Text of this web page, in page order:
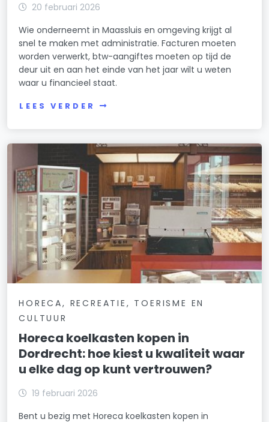
20 februari 2026
Wie onderneemt in Maassluis en omgeving krijgt al
snel te maken met administratie. Facturen moeten
worden verwerkt, btw-aangiftes moeten op tijd de
deur uit en aan het einde van het jaar wilt u weten
waar u financieel staat.
LEES VERDER
HORECA, RECREATIE, TOERISME EN
CULTUUR
Horeca koelkasten kopen in
Dordrecht: hoe kiest u kwaliteit waar
u elke dag op kunt vertrouwen?
19 februari 2026
Bent u bezig met Horeca koelkasten kopen in